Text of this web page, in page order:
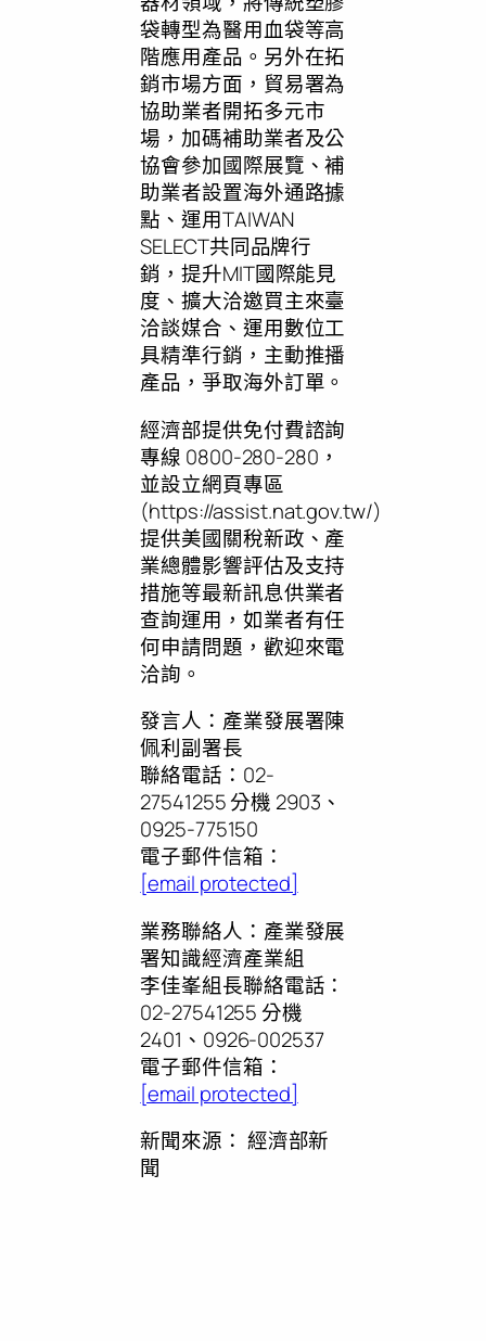
袋轉型為醫用血袋等高
階應用產品。另外在拓
銷市場方面，貿易署為
協助業者開拓多元市
場，加碼補助業者及公
協會參加國際展覽、補
助業者設置海外通路據
點、運用TAIWAN
SELECT共同品牌行
銷，提升MIT國際能見
度、擴大洽邀買主來臺
洽談媒合、運用數位工
具精準行銷，主動推播
產品，爭取海外訂單。
經濟部提供免付費諮詢
專線 0800-280-280，
並設立網頁專區
(https://assist.nat.gov.tw/)
提供美國關稅新政、產
業總體影響評估及支持
措施等最新訊息供業者
查詢運用，如業者有任
何申請問題，歡迎來電
洽詢。
發言人：產業發展署陳
佩利副署長
聯絡電話：02-
27541255 分機 2903、
0925-775150
電子郵件信箱：
[email protected]
業務聯絡人：產業發展
署知識經濟產業組
李佳峯組長聯絡電話：
02-27541255 分機
2401、0926-002537
電子郵件信箱：
[email protected]
新聞來源： 經濟部新
聞